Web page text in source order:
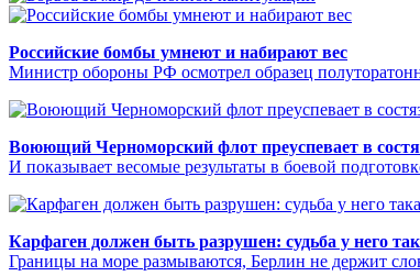
Российские бомбы умнеют и набирают вес
Министр обороны РФ осмотрел образец
Воюющий Черноморский флот преуспевает в
И показывает весомые результаты в боевой
Карфаген должен быть разрушен: судьба у него
Границы на море размываются, Берлин не держит